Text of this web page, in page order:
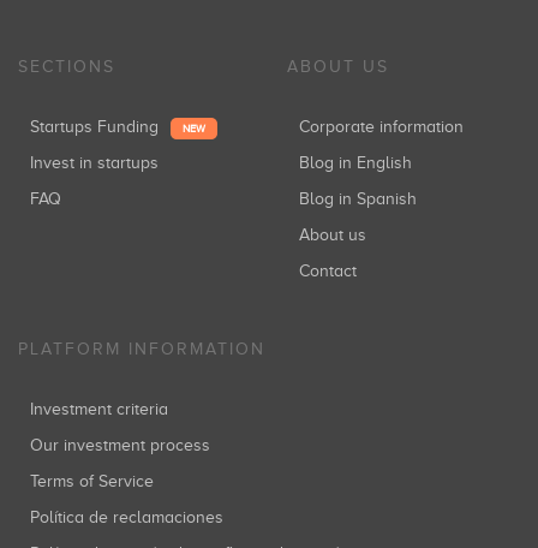
SECTIONS
Startups Funding NEW
Invest in startups
FAQ
ABOUT US
Corporate information
Blog in English
Blog in Spanish
About us
Contact
PLATFORM INFORMATION
Investment criteria
Our investment process
Terms of Service
Política de reclamaciones